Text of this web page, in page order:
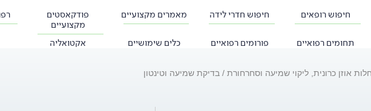
חיפוש רופאים חיפוש חדרי לידה מאמרים מקצועיים
פודקאסטים
מקצועיים
תחומים רפואיים פורומים רפואיים כלים שימושיים אקטואליה
אוזן כרונית, ליקוי שמיעה וסחרחורת בדיקת שמיעה וטינטון